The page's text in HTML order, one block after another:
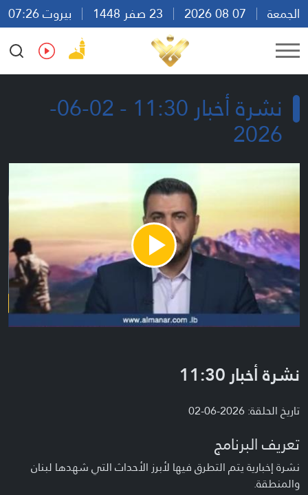
الجمعة
بيروت 07:26
Ar
En Fr Es
نشرة أخبار 11:30 - 02-06-
2026
Play
Video
نشرة أخبار 11:30
تاريخ الحلقة: 2026-06-02
تعريف البرنامج
نشرة إخبارية يتم التطرق فيها لأبرز الأحداث التي شهدها لبنان
والمنطقة.